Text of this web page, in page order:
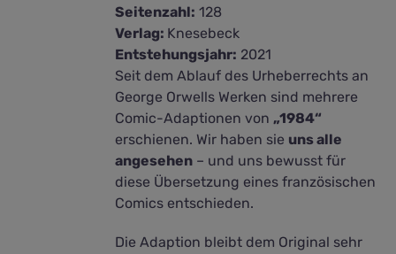
Seitenzahl: 128
Verlag: Knesebeck
Entstehungsjahr: 2021
Seit dem Ablauf des Urheberrechts an
George Orwells Werken sind mehrere
Comic-Adaptionen von„1984“
erschienen. Wir haben sie uns alle
angesehen – und uns bewusst für
diese Übersetzung eines französischen
Comics entschieden.
Die Adaption bleibt dem Original sehr